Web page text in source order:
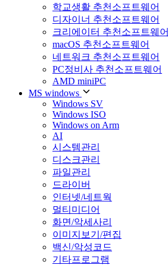
학교생활 추천소프트웨어
디자이너 추천소프트웨어
크리에이터 추천소프트웨어
macOS 추천소프트웨어
네트워크 추천소프트웨어
PC정비사 추천소프트웨어
AMD miniPC
MS windows
Windows SV
Windows ISO
Windows on Arm
AI
시스템관리
디스크관리
파일관리
드라이버
인터넷/네트웍
멀티미디어
화면/악세사리
이미지보기/편집
백신/악성코드
기타프로그램